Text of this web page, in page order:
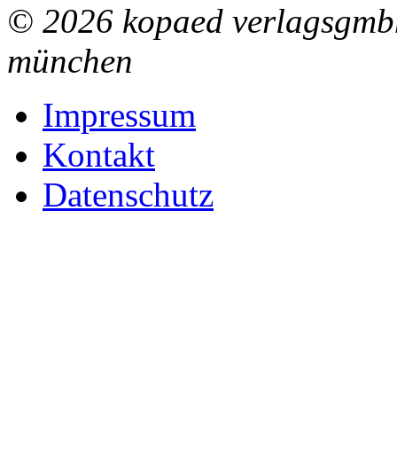
© 2026 kopaed
münchen
Impressum
Kontakt
Datenschutz